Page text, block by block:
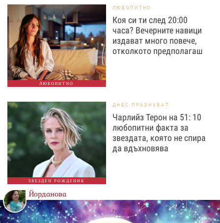
ЛЮБОПИТНО
ЛЮБОПИТНО
Коя си ти след 20:00
часа? Вечерните навици
издават много повече,
отколкото предполагаш
ЗВЕЗДЕН РОЖДЕНИК
ДНЕС ПРАЗНУВАТ
Чарлийз Терон на 51: 10
любопитни факта за
звездата, която не спира
да вдъхновява
Йорданова